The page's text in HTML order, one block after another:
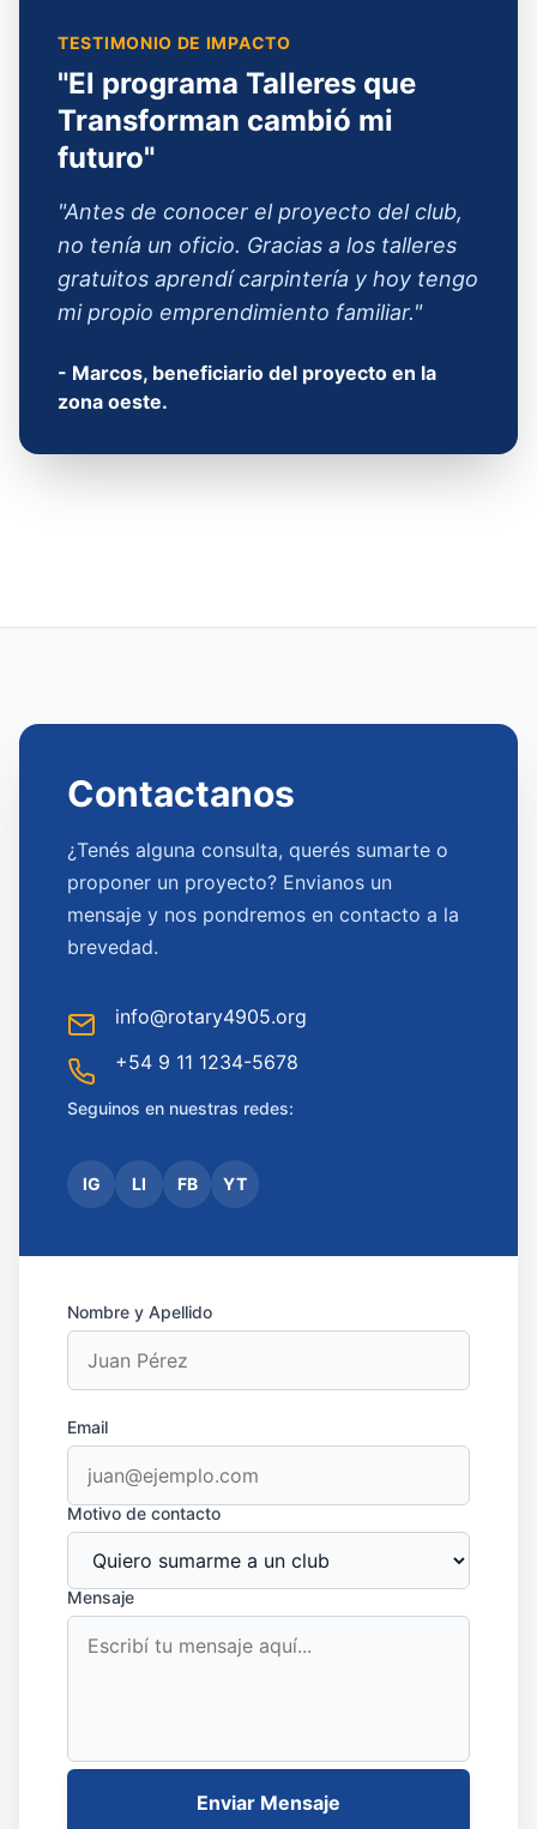
TESTIMONIO DE IMPACTO
"El programa Talleres que
Transforman cambió mi
futuro"
"Antes de conocer el proyecto del club,
no tenía un oficio. Gracias a los talleres
gratuitos aprendí carpintería y hoy tengo
mi propio emprendimiento familiar."
- Marcos, beneficiario del proyecto en la
zona oeste.
Contactanos
¿Tenés alguna consulta, querés sumarte o
proponer un proyecto? Envianos un
mensaje y nos pondremos en contacto a la
brevedad.
info@rotary4905.org
+54 9 11 1234-5678
Seguinos en nuestras redes:
IG LI FB YT
Nombre y Apellido
Email
Motivo de contacto
Mensaje
Enviar Mensaje